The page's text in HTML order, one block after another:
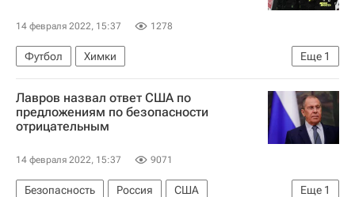
14 февраля 2022, 15:37 1278
Еще 1
Футбол
Химки
Российский футбольный союз (РФС)
Лавров назвал ответ США по
предложениям по безопасности
отрицательным
14 февраля 2022, 15:37 9071
Еще 1
Безопасность Россия
США